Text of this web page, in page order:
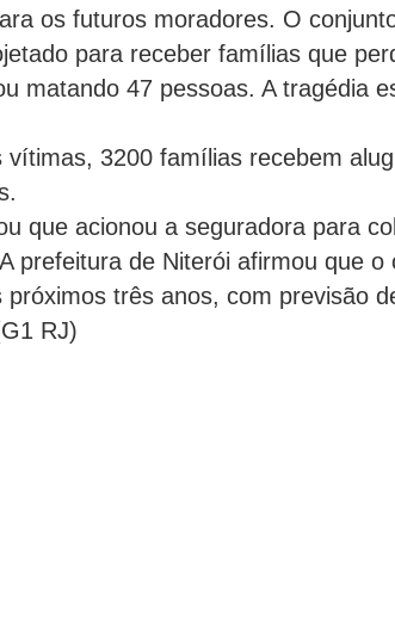
os futuros moradores. O
para receber famílias que
matando 47 pessoas. A tragédia
vítimas, 3200 famílias recebem
que acionou a seguradora para
prefeitura de Niterói afirmou que o
próximos três anos, com previsão
RJ)